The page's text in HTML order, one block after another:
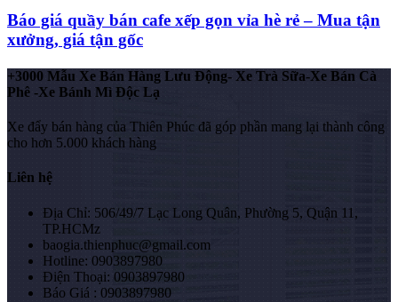
Báo giá quầy bán cafe xếp gọn vỉa hè rẻ – Mua tận
xưởng, giá tận gốc
+3000 Mẫu Xe Bán Hàng Lưu Động- Xe Trà Sữa-Xe Bán Cà
Phê -Xe Bánh Mì Độc Lạ
Xe đẩy bán hàng của Thiên Phúc đã góp phần mang lại thành công
cho hơn 5.000 khách hàng
Liên hệ
Địa Chỉ: 506/49/7 Lạc Long Quân, Phường 5, Quận 11,
TP.HCMz
baogia.thienphuc@gmail.com
Hotline: 0903897980
Điện Thoại: 0903897980
Báo Giá : 0903897980